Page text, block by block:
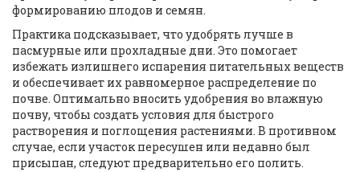
формированию плодов и семян.
Практика подсказывает, что удобрять лучше в
пасмурные или прохладные дни. Это помогает
избежать излишнего испарения питательных веществ
и обеспечивает их равномерное распределение по
почве. Оптимально вносить удобрения во влажную
почву, чтобы создать условия для быстрого
растворения и поглощения растениями. В противном
случае, если участок пересушен или недавно был
присыпан, следуют предварительно его полить.